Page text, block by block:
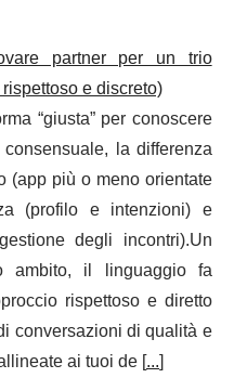
partner per un trio
e discreto)
“giusta” per conoscere
la differenza
(app più o meno orientate
(profilo e intenzioni) e
degli incontri).Un
ambito, il linguaggio fa
rispettoso e diretto
conversazioni di qualità e
ai tuoi de [...]